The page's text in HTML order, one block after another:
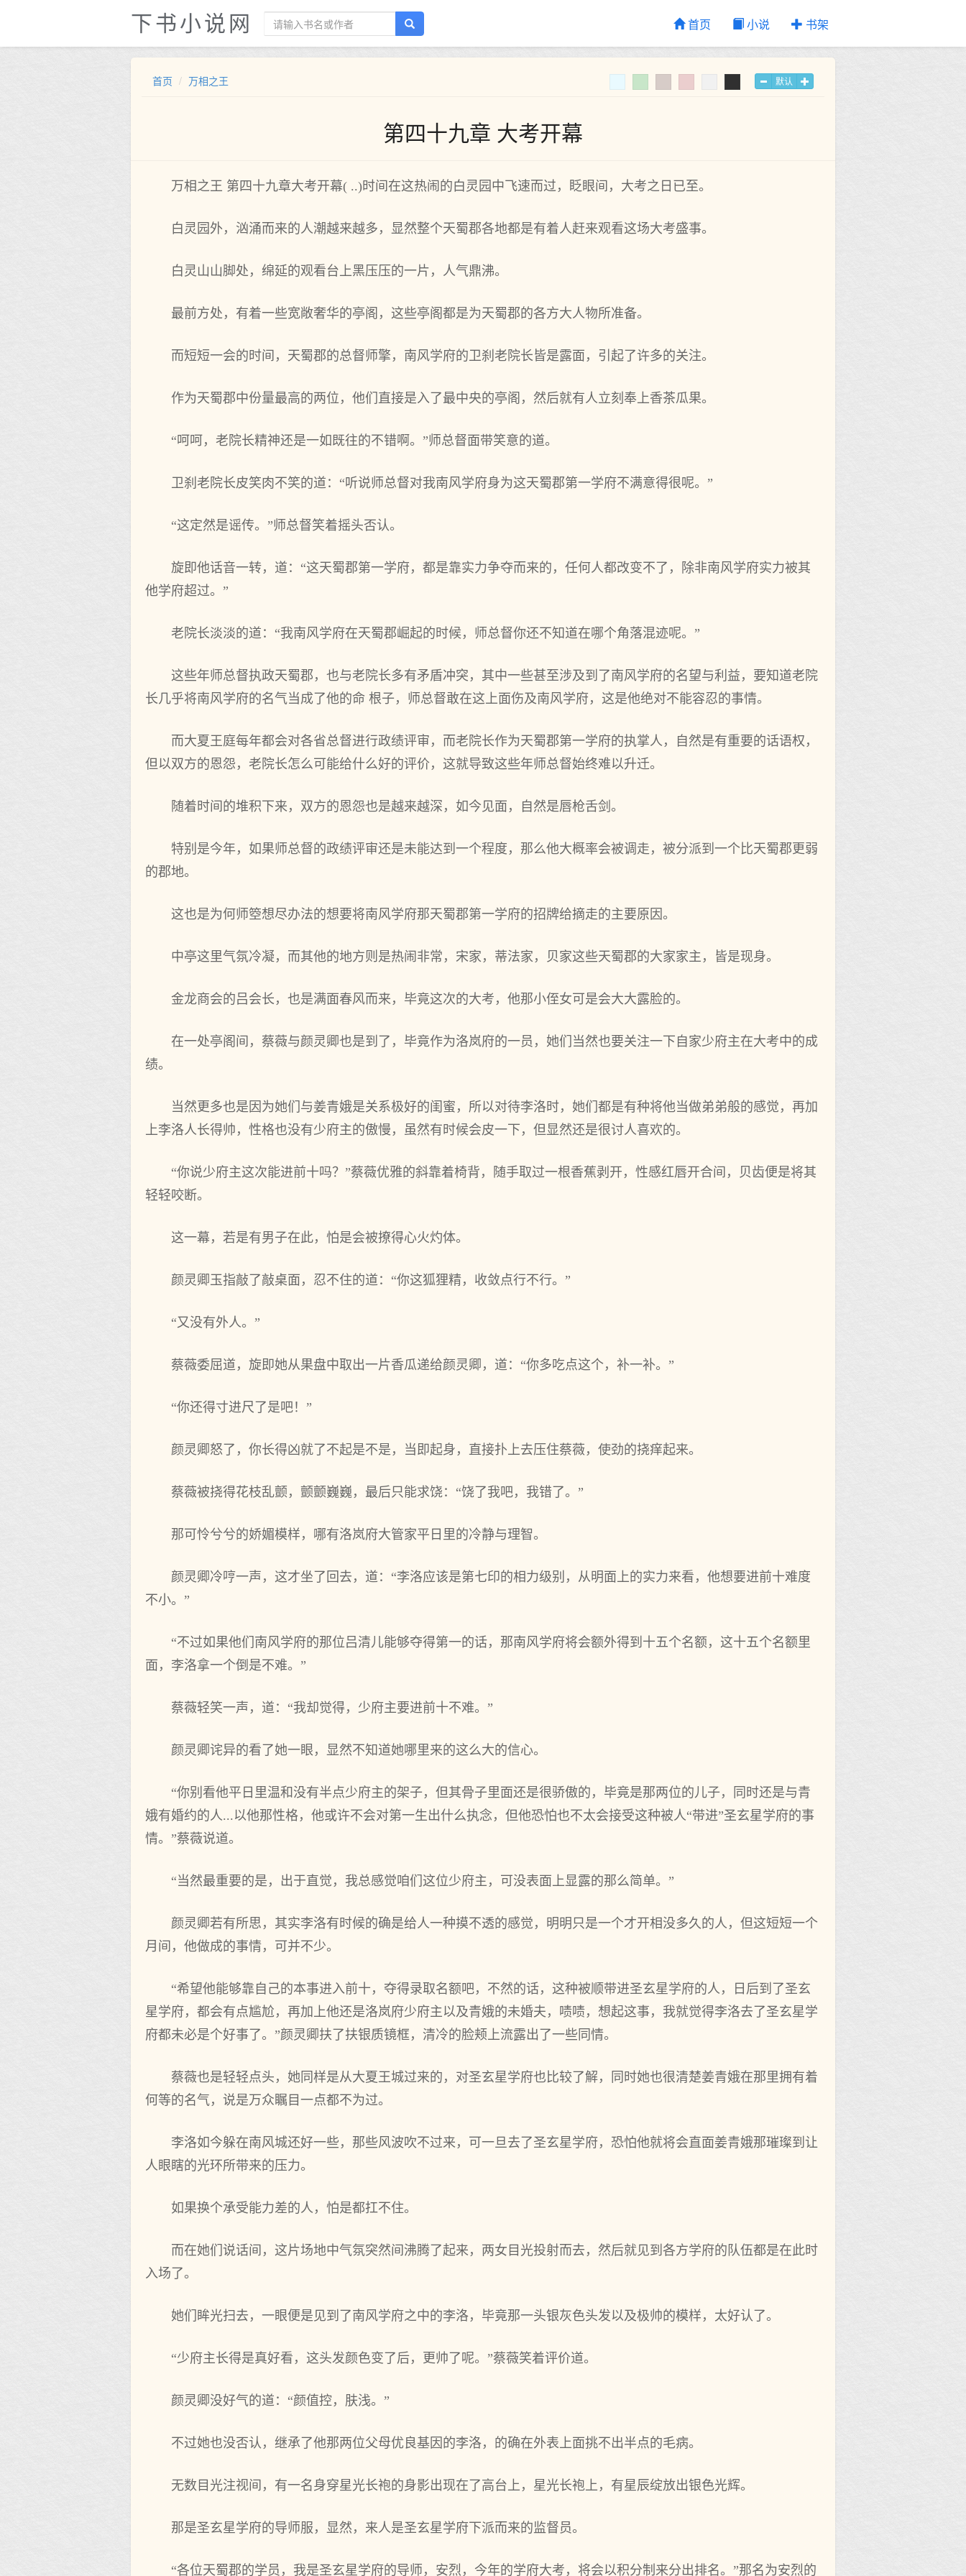
下书小说网 首页 小说 书架
首页 万相之王 默认
第四十九章 大考开幕
万相之王 第四十九章大考开幕( ..)时间在这热闹的白灵园中飞速而过，眨眼间，大考之日已至。
白灵园外，汹涌而来的人潮越来越多，显然整个天蜀郡各地都是有着人赶来观看这场大考盛事。
白灵山山脚处，绵延的观看台上黑压压的一片，人气鼎沸。
最前方处，有着一些宽敞奢华的亭阁，这些亭阁都是为天蜀郡的各方大人物所准备。
而短短一会的时间，天蜀郡的总督师擎，南风学府的卫刹老院长皆是露面，引起了许多的关注。
作为天蜀郡中份量最高的两位，他们直接是入了最中央的亭阁，然后就有人立刻奉上香茶瓜果。
“呵呵，老院长精神还是一如既往的不错啊。”师总督面带笑意的道。
卫刹老院长皮笑肉不笑的道：“听说师总督对我南风学府身为这天蜀郡第一学府不满意得很呢。”
“这定然是谣传。”师总督笑着摇头否认。
旋即他话音一转，道：“这天蜀郡第一学府，都是靠实力争夺而来的，任何人都改变不了，除非南风学府实力被其
他学府超过。”
老院长淡淡的道：“我南风学府在天蜀郡崛起的时候，师总督你还不知道在哪个角落混迹呢。”
这些年师总督执政天蜀郡，也与老院长多有矛盾冲突，其中一些甚至涉及到了南风学府的名望与利益，要知道老院
长几乎将南风学府的名气当成了他的命 根子，师总督敢在这上面伤及南风学府，这是他绝对不能容忍的事情。
而大夏王庭每年都会对各省总督进行政绩评审，而老院长作为天蜀郡第一学府的执掌人，自然是有重要的话语权，
但以双方的恩怨，老院长怎么可能给什么好的评价，这就导致这些年师总督始终难以升迁。
随着时间的堆积下来，双方的恩怨也是越来越深，如今见面，自然是唇枪舌剑。
特别是今年，如果师总督的政绩评审还是未能达到一个程度，那么他大概率会被调走，被分派到一个比天蜀郡更弱
的郡地。
这也是为何师箜想尽办法的想要将南风学府那天蜀郡第一学府的招牌给摘走的主要原因。
中亭这里气氛冷凝，而其他的地方则是热闹非常，宋家，蒂法家，贝家这些天蜀郡的大家家主，皆是现身。
金龙商会的吕会长，也是满面春风而来，毕竟这次的大考，他那小侄女可是会大大露脸的。
在一处亭阁间，蔡薇与颜灵卿也是到了，毕竟作为洛岚府的一员，她们当然也要关注一下自家少府主在大考中的成
绩。
当然更多也是因为她们与姜青娥是关系极好的闺蜜，所以对待李洛时，她们都是有种将他当做弟弟般的感觉，再加
上李洛人长得帅，性格也没有少府主的傲慢，虽然有时候会皮一下，但显然还是很讨人喜欢的。
“你说少府主这次能进前十吗？”蔡薇优雅的斜靠着椅背，随手取过一根香蕉剥开，性感红唇开合间，贝齿便是将其
轻轻咬断。
这一幕，若是有男子在此，怕是会被撩得心火灼体。
颜灵卿玉指敲了敲桌面，忍不住的道：“你这狐狸精，收敛点行不行。”
“又没有外人。”
蔡薇委屈道，旋即她从果盘中取出一片香瓜递给颜灵卿，道：“你多吃点这个，补一补。”
“你还得寸进尺了是吧！”
颜灵卿怒了，你长得凶就了不起是不是，当即起身，直接扑上去压住蔡薇，使劲的挠痒起来。
蔡薇被挠得花枝乱颤，颤颤巍巍，最后只能求饶：“饶了我吧，我错了。”
那可怜兮兮的娇媚模样，哪有洛岚府大管家平日里的冷静与理智。
颜灵卿冷哼一声，这才坐了回去，道：“李洛应该是第七印的相力级别，从明面上的实力来看，他想要进前十难度
不小。”
“不过如果他们南风学府的那位吕清儿能够夺得第一的话，那南风学府将会额外得到十五个名额，这十五个名额里
面，李洛拿一个倒是不难。”
蔡薇轻笑一声，道：“我却觉得，少府主要进前十不难。”
颜灵卿诧异的看了她一眼，显然不知道她哪里来的这么大的信心。
“你别看他平日里温和没有半点少府主的架子，但其骨子里面还是很骄傲的，毕竟是那两位的儿子，同时还是与青
娥有婚约的人...以他那性格，他或许不会对第一生出什么执念，但他恐怕也不太会接受这种被人“带进”圣玄星学府的事
情。”蔡薇说道。
“当然最重要的是，出于直觉，我总感觉咱们这位少府主，可没表面上显露的那么简单。”
颜灵卿若有所思，其实李洛有时候的确是给人一种摸不透的感觉，明明只是一个才开相没多久的人，但这短短一个
月间，他做成的事情，可并不少。
“希望他能够靠自己的本事进入前十，夺得录取名额吧，不然的话，这种被顺带进圣玄星学府的人，日后到了圣玄
星学府，都会有点尴尬，再加上他还是洛岚府少府主以及青娥的未婚夫，啧啧，想起这事，我就觉得李洛去了圣玄星学
府都未必是个好事了。”颜灵卿扶了扶银质镜框，清冷的脸颊上流露出了一些同情。
蔡薇也是轻轻点头，她同样是从大夏王城过来的，对圣玄星学府也比较了解，同时她也很清楚姜青娥在那里拥有着
何等的名气，说是万众瞩目一点都不为过。
李洛如今躲在南风城还好一些，那些风波吹不过来，可一旦去了圣玄星学府，恐怕他就将会直面姜青娥那璀璨到让
人眼瞎的光环所带来的压力。
如果换个承受能力差的人，怕是都扛不住。
而在她们说话间，这片场地中气氛突然间沸腾了起来，两女目光投射而去，然后就见到各方学府的队伍都是在此时
入场了。
她们眸光扫去，一眼便是见到了南风学府之中的李洛，毕竟那一头银灰色头发以及极帅的模样，太好认了。
“少府主长得是真好看，这头发颜色变了后，更帅了呢。”蔡薇笑着评价道。
颜灵卿没好气的道：“颜值控，肤浅。”
不过她也没否认，继承了他那两位父母优良基因的李洛，的确在外表上面挑不出半点的毛病。
无数目光注视间，有一名身穿星光长袍的身影出现在了高台上，星光长袍上，有星辰绽放出银色光辉。
那是圣玄星学府的导师服，显然，来人是圣玄星学府下派而来的监督员。
“各位天蜀郡的学员，我是圣玄星学府的导师，安烈，今年的学府大考，将会以积分制来分出排名。”那名为安烈的